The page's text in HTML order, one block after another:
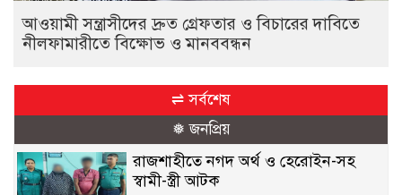
আওয়ামী সন্ত্রাসীদের দ্রুত গ্রেফতার ও বিচারের দাবিতে
নীলফামারীতে বিক্ষোভ ও মানববন্ধন
⇌ সর্বশেষ
❅ জনপ্রিয়
রাজশাহীতে নগদ অর্থ ও হেরোইন-সহ
স্বামী-স্ত্রী আটক